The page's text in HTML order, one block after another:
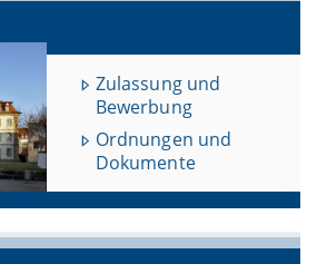
Zulassung und
Bewerbung
Ordnungen und
Dokumente